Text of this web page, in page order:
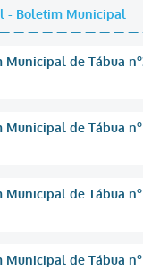
- Boletim Municipal
Municipal de Tábua
Municipal de Tábua
Municipal de Tábua
Municipal de Tábua